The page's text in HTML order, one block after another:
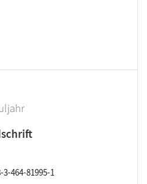
464-81995-1